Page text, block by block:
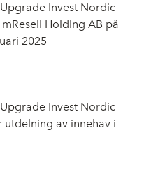
Invest Nordic
Holding AB på
2025
Invest Nordic
av innehav i